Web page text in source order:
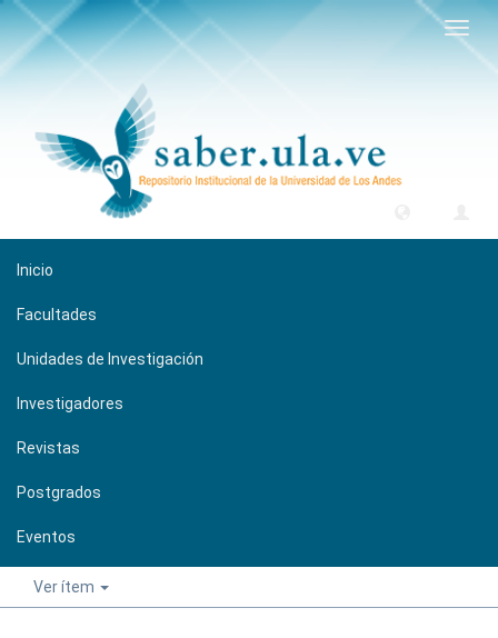
Inicio
Facultades
Unidades de Investigación
Investigadores
Revistas
Postgrados
Eventos
Ver ítem